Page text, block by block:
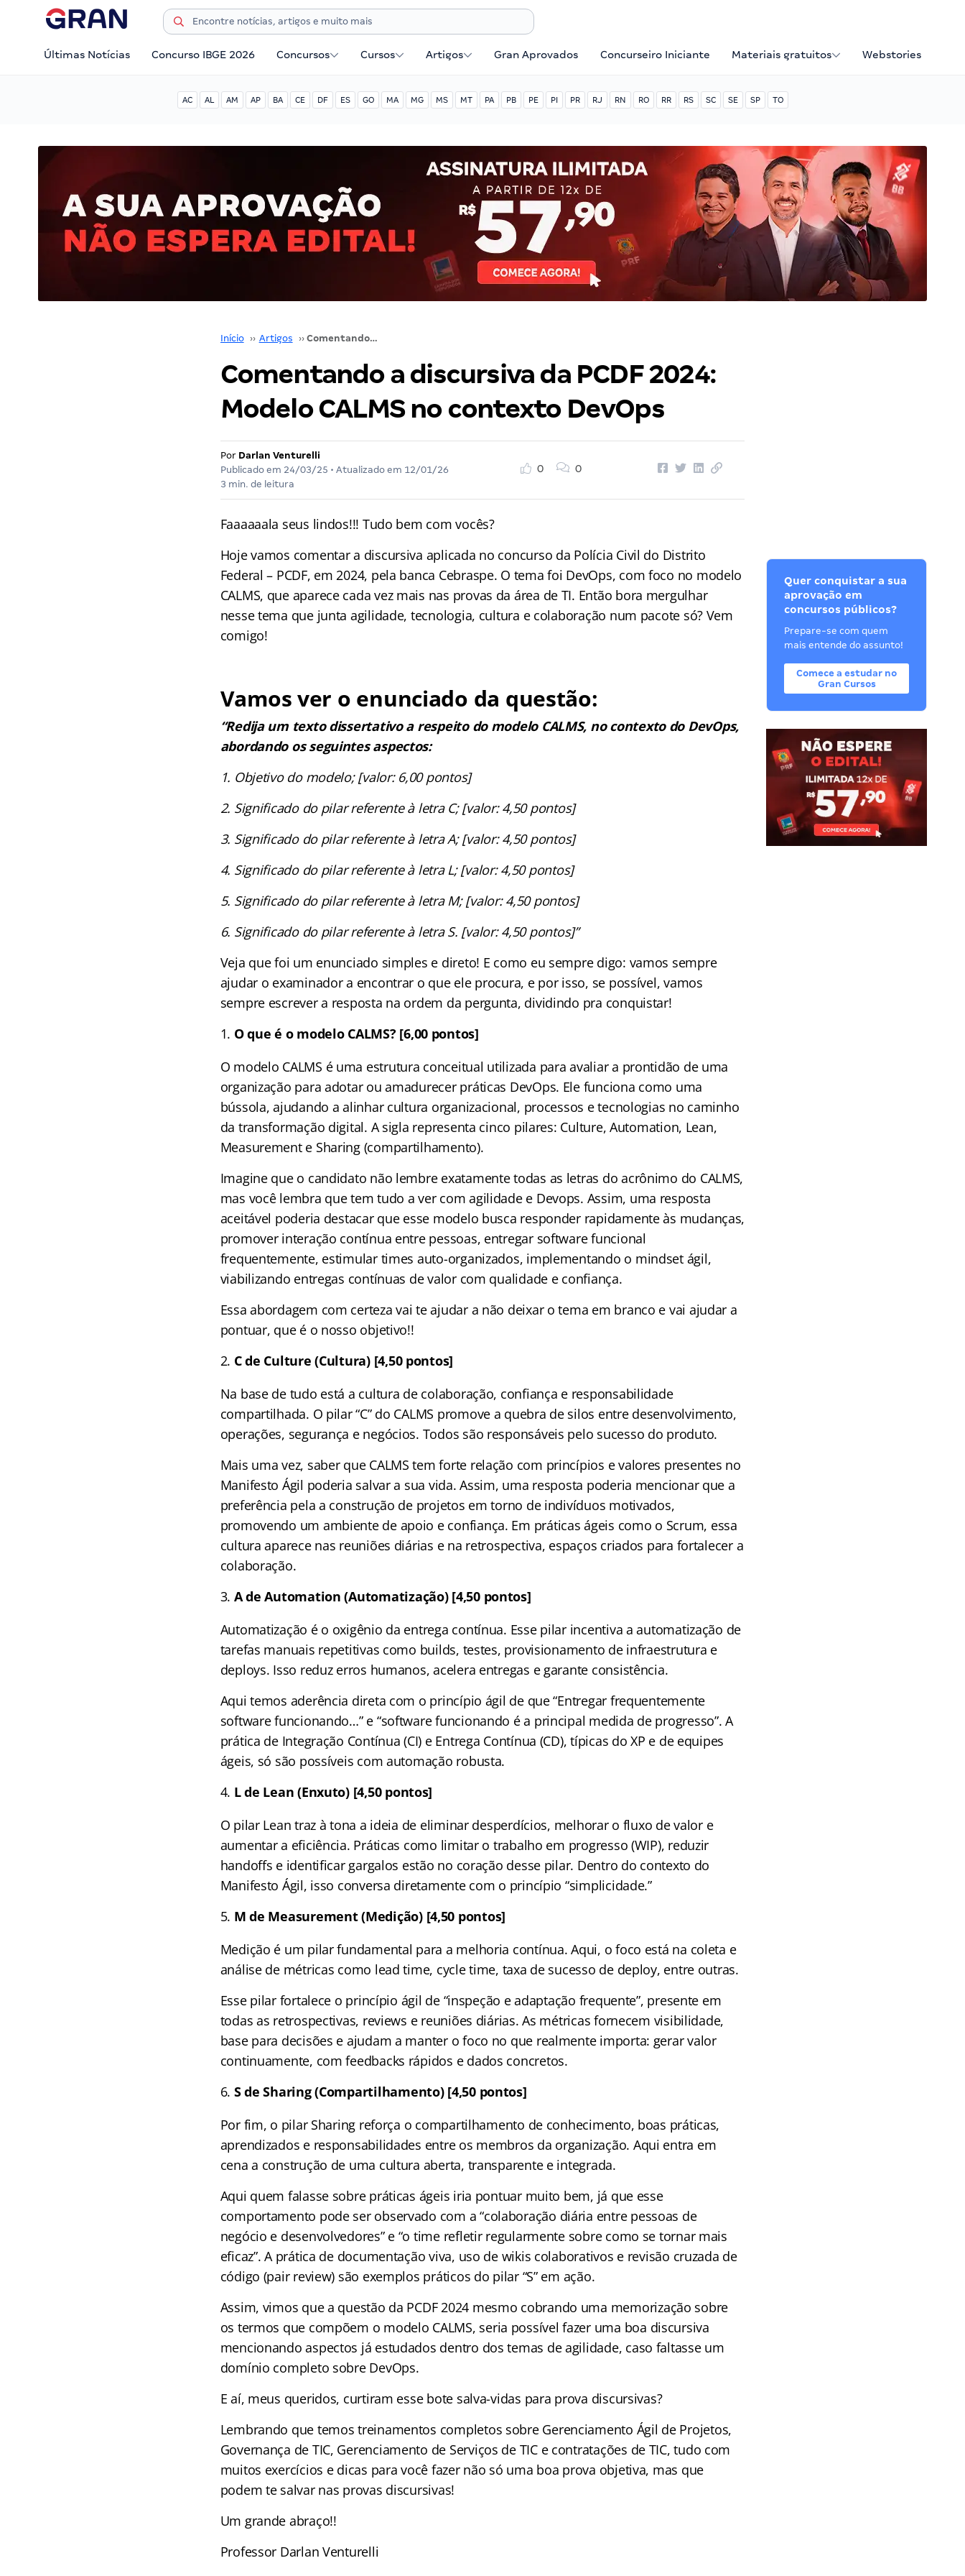
Últimas Notícias Concurso IBGE 2026 Concursos Cursos Artigos Gran Aprovados Concurseiro Iniciante Materiais gratuitos Webstories
AC AL AM AP BA CE DF ES GO MA MG MS MT PA PB PE PI PR RJ RN RO RR RS SC SE SP TO
Início ›› Artigos ›› Comentando a discursiva da PCDF 2024: Modelo CALMS no contexto DevOps
Comentando a discursiva da PCDF 2024:
Modelo CALMS no contexto DevOps
Por Darlan Venturelli
Publicado em 24/03/25 • Atualizado em 12/01/26
3 min. de leitura
0 0
Faaaaaala seus lindos!!! Tudo bem com vocês?
Hoje vamos comentar a discursiva aplicada no concurso da Polícia Civil do Distrito
Federal – PCDF, em 2024, pela banca Cebraspe. O tema foi DevOps, com foco no modelo
CALMS, que aparece cada vez mais nas provas da área de TI. Então bora mergulhar
nesse tema que junta agilidade, tecnologia, cultura e colaboração num pacote só? Vem
comigo!
Vamos ver o enunciado da questão:
“Redija um texto dissertativo a respeito do modelo CALMS, no contexto do DevOps,
abordando os seguintes aspectos:
1. Objetivo do modelo; [valor: 6,00 pontos]
2. Significado do pilar referente à letra C; [valor: 4,50 pontos]
3. Significado do pilar referente à letra A; [valor: 4,50 pontos]
4. Significado do pilar referente à letra L; [valor: 4,50 pontos]
5. Significado do pilar referente à letra M; [valor: 4,50 pontos]
6. Significado do pilar referente à letra S. [valor: 4,50 pontos]”
Veja que foi um enunciado simples e direto! E como eu sempre digo: vamos sempre
ajudar o examinador a encontrar o que ele procura, e por isso, se possível, vamos
sempre escrever a resposta na ordem da pergunta, dividindo pra conquistar!
O que é o modelo CALMS? [6,00 pontos]
O modelo CALMS é uma estrutura conceitual utilizada para avaliar a prontidão de uma
organização para adotar ou amadurecer práticas DevOps. Ele funciona como uma
bússola, ajudando a alinhar cultura organizacional, processos e tecnologias no caminho
da transformação digital. A sigla representa cinco pilares: Culture, Automation, Lean,
Measurement e Sharing (compartilhamento).
Imagine que o candidato não lembre exatamente todas as letras do acrônimo do CALMS,
mas você lembra que tem tudo a ver com agilidade e Devops. Assim, uma resposta
aceitável poderia destacar que esse modelo busca responder rapidamente às mudanças,
promover interação contínua entre pessoas, entregar software funcional
frequentemente, estimular times auto-organizados, implementando o mindset ágil,
viabilizando entregas contínuas de valor com qualidade e confiança.
Essa abordagem com certeza vai te ajudar a não deixar o tema em branco e vai ajudar a
pontuar, que é o nosso objetivo!!
C de Culture (Cultura) [4,50 pontos]
Na base de tudo está a cultura de colaboração, confiança e responsabilidade
compartilhada. O pilar “C” do CALMS promove a quebra de silos entre desenvolvimento,
operações, segurança e negócios. Todos são responsáveis pelo sucesso do produto.
Mais uma vez, saber que CALMS tem forte relação com princípios e valores presentes no
Manifesto Ágil poderia salvar a sua vida. Assim, uma resposta poderia mencionar que a
preferência pela a construção de projetos em torno de indivíduos motivados,
promovendo um ambiente de apoio e confiança. Em práticas ágeis como o Scrum, essa
cultura aparece nas reuniões diárias e na retrospectiva, espaços criados para fortalecer a
colaboração.
A de Automation (Automatização) [4,50 pontos]
Automatização é o oxigênio da entrega contínua. Esse pilar incentiva a automatização de
tarefas manuais repetitivas como builds, testes, provisionamento de infraestrutura e
deploys. Isso reduz erros humanos, acelera entregas e garante consistência.
Aqui temos aderência direta com o princípio ágil de que “Entregar frequentemente
software funcionando…” e “software funcionando é a principal medida de progresso”. A
prática de Integração Contínua (CI) e Entrega Contínua (CD), típicas do XP e de equipes
ágeis, só são possíveis com automação robusta.
L de Lean (Enxuto) [4,50 pontos]
O pilar Lean traz à tona a ideia de eliminar desperdícios, melhorar o fluxo de valor e
aumentar a eficiência. Práticas como limitar o trabalho em progresso (WIP), reduzir
handoffs e identificar gargalos estão no coração desse pilar. Dentro do contexto do
Manifesto Ágil, isso conversa diretamente com o princípio “simplicidade.”
M de Measurement (Medição) [4,50 pontos]
Medição é um pilar fundamental para a melhoria contínua. Aqui, o foco está na coleta e
análise de métricas como lead time, cycle time, taxa de sucesso de deploy, entre outras.
Esse pilar fortalece o princípio ágil de “inspeção e adaptação frequente”, presente em
todas as retrospectivas, reviews e reuniões diárias. As métricas fornecem visibilidade,
base para decisões e ajudam a manter o foco no que realmente importa: gerar valor
continuamente, com feedbacks rápidos e dados concretos.
S de Sharing (Compartilhamento) [4,50 pontos]
Por fim, o pilar Sharing reforça o compartilhamento de conhecimento, boas práticas,
aprendizados e responsabilidades entre os membros da organização. Aqui entra em
cena a construção de uma cultura aberta, transparente e integrada.
Aqui quem falasse sobre práticas ágeis iria pontuar muito bem, já que esse
comportamento pode ser observado com a “colaboração diária entre pessoas de
negócio e desenvolvedores” e “o time refletir regularmente sobre como se tornar mais
eficaz”. A prática de documentação viva, uso de wikis colaborativos e revisão cruzada de
código (pair review) são exemplos práticos do pilar “S” em ação.
Assim, vimos que a questão da PCDF 2024 mesmo cobrando uma memorização sobre
os termos que compõem o modelo CALMS, seria possível fazer uma boa discursiva
mencionando aspectos já estudados dentro dos temas de agilidade, caso faltasse um
domínio completo sobre DevOps.
E aí, meus queridos, curtiram esse bote salva-vidas para prova discursivas?
Lembrando que temos treinamentos completos sobre Gerenciamento Ágil de Projetos,
Governança de TIC, Gerenciamento de Serviços de TIC e contratações de TIC, tudo com
muitos exercícios e dicas para você fazer não só uma boa prova objetiva, mas que
podem te salvar nas provas discursivas!
Um grande abraço!!
Professor Darlan Venturelli
Quer conquistar a sua
aprovação em
concursos públicos?
Prepare-se com quem
mais entende do assunto!
Comece a estudar no
Gran Cursos